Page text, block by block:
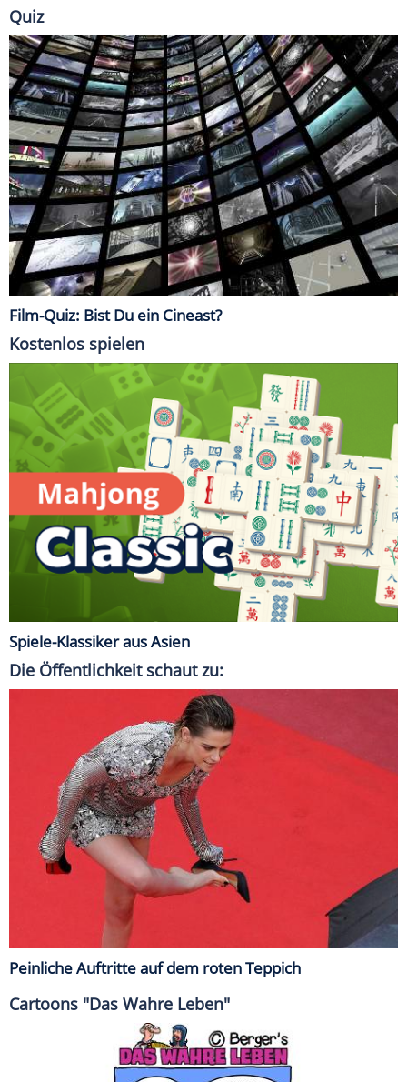
Quiz
Film-Quiz: Bist Du ein Cineast?
Kostenlos spielen
Spiele-Klassiker aus Asien
Die Öffentlichkeit schaut zu:
Peinliche Auftritte auf dem roten Teppich
Cartoons "Das Wahre Leben"